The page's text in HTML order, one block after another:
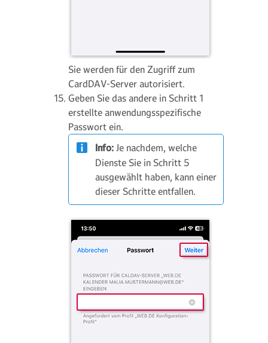
Sie werden für den Zugriff zum
CardDAV-Server autorisiert.
Geben Sie das andere in Schritt 1
erstellte anwendungsspezifische
Passwort ein.
Info: Je nachdem, welche
Dienste Sie in Schritt 5
ausgewählt haben, kann einer
dieser Schritte entfallen.